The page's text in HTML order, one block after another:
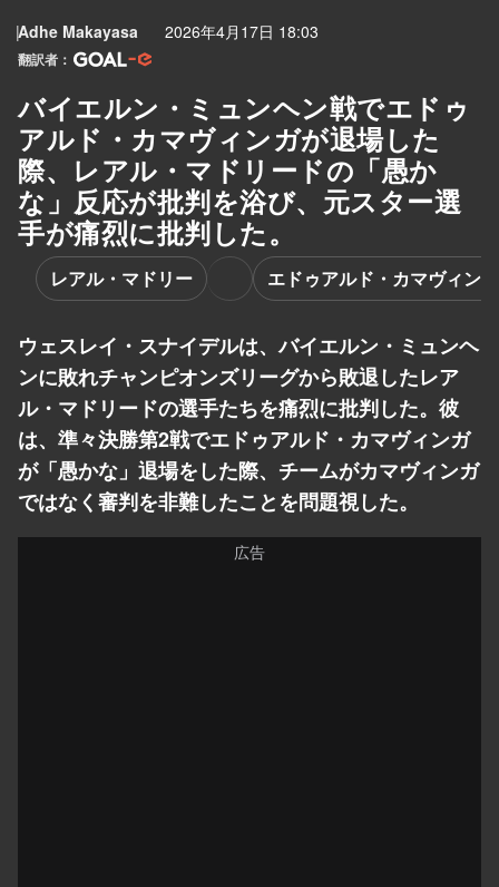
Adhe Makayasa 2026年4月17日 18:03
翻訳者：
バイエルン・ミュンヘン戦でエドゥ
アルド・カマヴィンガが退場した
際、レアル・マドリードの「愚か
な」反応が批判を浴び、元スター選
手が痛烈に批判した。
レアル・マドリー エドゥアルド・カマヴィンガ
ウェスレイ・スナイデルは、バイエルン・ミュンヘ
ンに敗れチャンピオンズリーグから敗退したレア
ル・マドリードの選手たちを痛烈に批判した。彼
は、準々決勝第2戦でエドゥアルド・カマヴィンガ
が「愚かな」退場をした際、チームがカマヴィンガ
ではなく審判を非難したことを問題視した。